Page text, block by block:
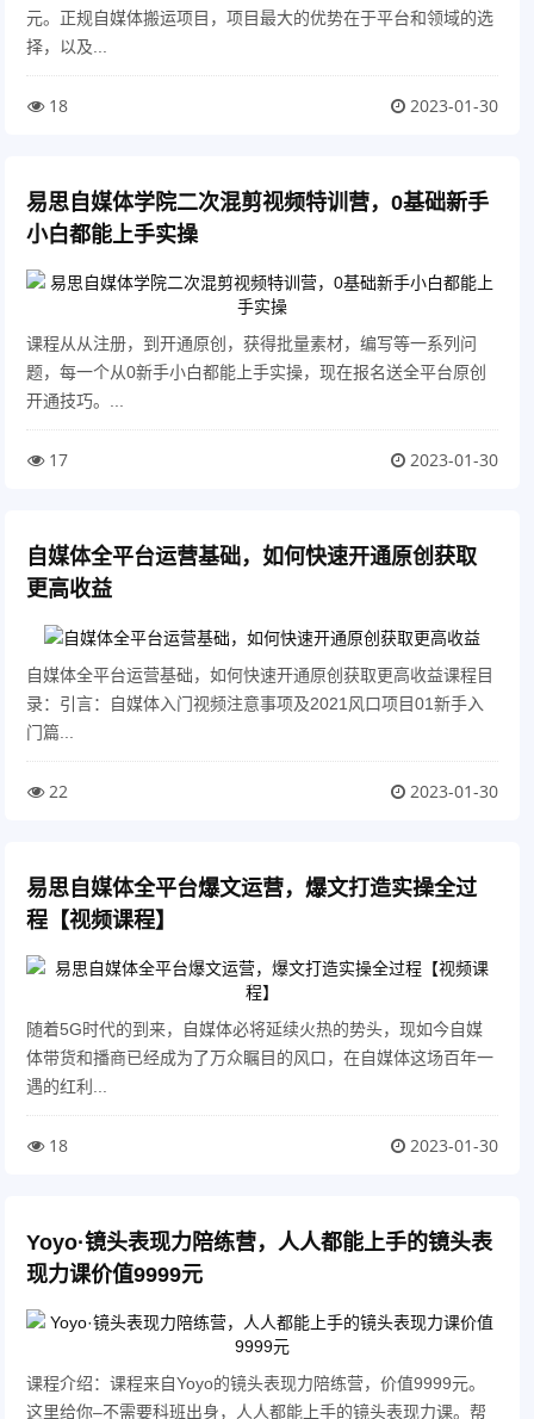
元。正规自媒体搬运项目，项目最大的优势在于平台和领域的选
择，以及...
18 2023-01-30
易思自媒体学院二次混剪视频特训营，0基础新手
小白都能上手实操
课程从从注册，到开通原创，获得批量素材，编写等一系列问
题，每一个从0新手小白都能上手实操，现在报名送全平台原创
开通技巧。...
17 2023-01-30
自媒体全平台运营基础，如何快速开通原创获取
更高收益
自媒体全平台运营基础，如何快速开通原创获取更高收益课程目
录：引言：自媒体入门视频注意事项及2021风口项目01新手入
门篇...
22 2023-01-30
易思自媒体全平台爆文运营，爆文打造实操全过
程【视频课程】
随着5G时代的到来，自媒体必将延续火热的势头，现如今自媒
体带货和播商已经成为了万众瞩目的风口，在自媒体这场百年一
遇的红利...
18 2023-01-30
Yoyo·镜头表现力陪练营，人人都能上手的镜头表
现力课价值9999元
课程介绍：课程来自Yoyo的镜头表现力陪练营，价值9999元。
这里给你–不需要科班出身，人人都能上手的镜头表现力课。帮